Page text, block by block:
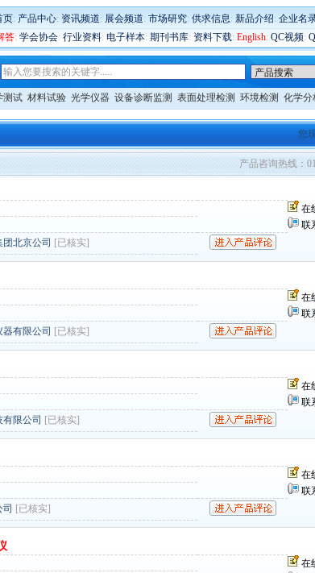
页: 产品中心: 资讯频道: 展会频道: 市场研究: 供求信息: 新品介绍: 企业名
答: 学会协会: 行业资料: 电子样本: 期刊书库: 资料下载: English: QC视频:
测试 材料试验 光学仪器 设备诊断监测 表面处理检测 环境检测 化学分
您
产品咨询热线：
在
联
北京公司 [已核实]
在
联
有限公司 [已核实]
在
联
限公司 [已核实]
在
联
[已核实]
在